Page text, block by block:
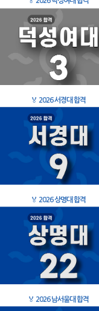
🏅 2026 서경대 합격
🏅 2026 상명대 합격
🏅 2026 남서울대 합격